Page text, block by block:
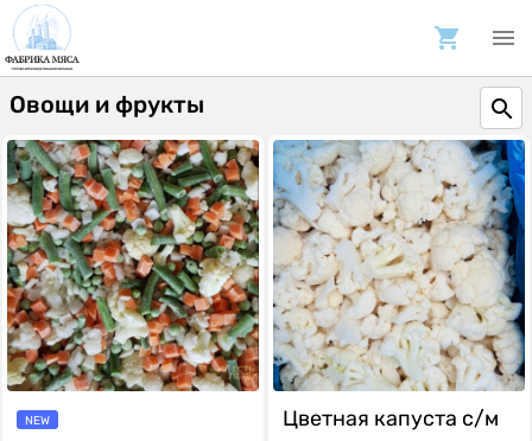
Овощи и фрукты
NEW Цветная капуста с/м